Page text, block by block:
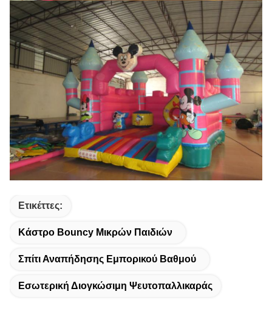
Ετικέττες:
Κάστρο Bouncy Μικρών Παιδιών
Σπίτι Αναπήδησης Εμπορικού Βαθμού
Εσωτερική Διογκώσιμη Ψευτοπαλλικαράς